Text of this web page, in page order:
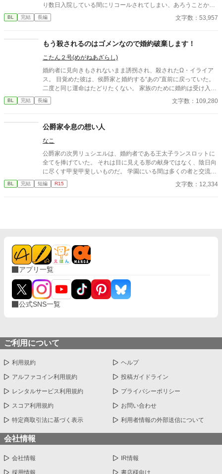
り数日入院している間にリコールされてしまい、あろうことか仕
事をしていなかったのは結良だと噂で学園中に広まってしまって
いた。 全寮制男子校 嫌われから固定で溺愛目指して頑張ります
ない設定等ありますのでご了承ください
BL 完結 長編 文字数：53,957
もう殺されるのはゴメンなので婚約破棄します！
こたん２号(めがねあざらし)
婚約者に見向きもされないまま誘拐され、殺されたΩ・イライア
ス。 目覚めた彼は、侯爵家と婚約する“あの”直前に戻っていた。
二度と同じ運命はたどりたくない。 家族のために婚約は受け入れ
るが、なんとか相手に嫌われて破談を狙うことに決める。 だが目
の前に現れた侯爵・アルバートは、前世とはまるで別人のように
BL 完結 長編 文字数：109,280
公爵家令息の想い人
なこ
公爵家の次男リュシエルは、婚約者である王太子ランスロットに
全てを捧げていた。 それは目に見える形の献身ではなく、陰日向
に尽くす甲斐甲斐しいものだ。 学園にいる間は多くの者と交流を
図りたいと言うランスロットの申し出でさえも、リュシエルは素
直に受け入れた。 ランスロットは側近候補の宰相令息と騎士家系
を迎える。 学園の卒業と共に、リュシエルは本格的に王宮へと入
り、間も無く婚姻がなされる予定だった。 卒業の式典が終わり、
学生たちが初めて迎える公式な社交の場、卒業生やその親族達が
集う中、リュシエルは誰にもエスコートされることなく、一人ポ
ツンと彼等と対峙していた。 「リュシエル、其方との婚約解消を
陛下も公爵家も、既に了承済みだ。」 ランスロットの言葉に、こ
れまで一度も毅然とした態度を崩すことのなかったリュシエル
で、矛盾とか色々スルーして頂けるとありがたいです
BL 完結 短編 R15 文字数：12,334
アプリ一覧
公式SNS一覧
ご利用について
利用規約 ヘルプ
アルファコイン利用規約 投稿ガイドライン
レンタルサービス利用規約 プライバシーポリシー
スコア利用規約 お問い合わせ
特定商取引法に基づく表示 利用者情報の外部送信について
会社情報
会社情報 IR情報
採用情報 書店様向け